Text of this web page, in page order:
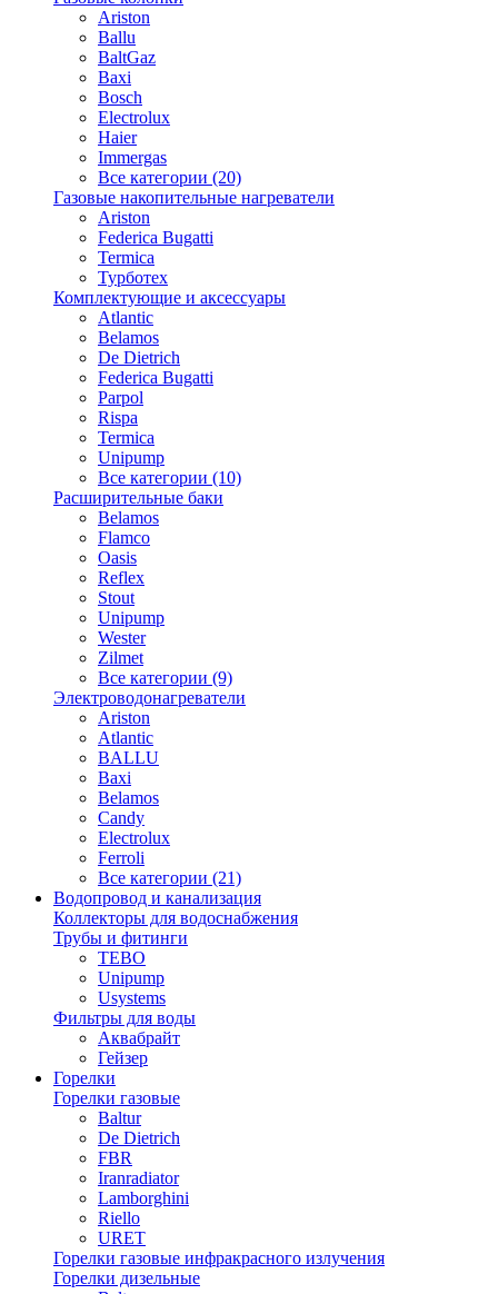
Ariston
Ballu
BaltGaz
Baxi
Bosсh
Electrolux
Haier
Immergas
Все категории (20)
Газовые накопительные нагреватели
Ariston
Federica Bugatti
Termica
Турботех
Комплектующие и аксессуары
Atlantic
Belamos
De Dietrich
Federica Bugatti
Parpol
Rispa
Termica
Unipump
Все категории (10)
Расширительные баки
Belamos
Flamco
Oasis
Reflex
Stout
Unipump
Wester
Zilmet
Все категории (9)
Электроводонагреватели
Ariston
Atlantic
BALLU
Baxi
Belamos
Candy
Electrolux
Ferroli
Все категории (21)
Водопровод и канализация
Коллекторы для водоснабжения
Трубы и фитинги
TEBO
Unipump
Usystems
Фильтры для воды
Аквабрайт
Гейзер
Горелки
Горелки газовые
Baltur
De Dietrich
FBR
Iranradiator
Lamborghini
Riello
URET
Горелки газовые инфракрасного излучения
Горелки дизельные